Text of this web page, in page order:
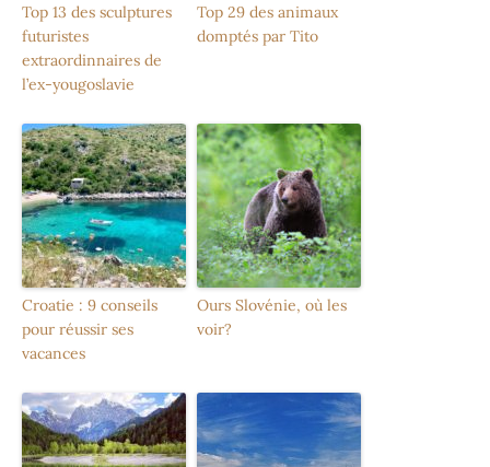
Top 13 des sculptures
futuristes
extraordinnaires de
l’ex-yougoslavie
Top 29 des animaux
domptés par Tito
Croatie : 9 conseils
pour réussir ses
vacances
Ours Slovénie, où les
voir?